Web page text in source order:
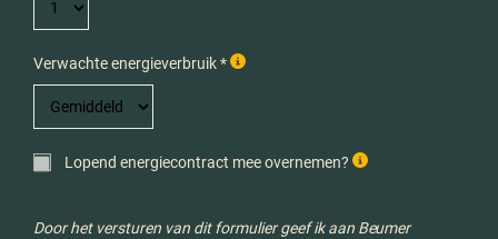
Verwachte energieverbruik *
Lopend energiecontract mee overnemen?
Door het versturen van dit formulier geef ik aan Beumer